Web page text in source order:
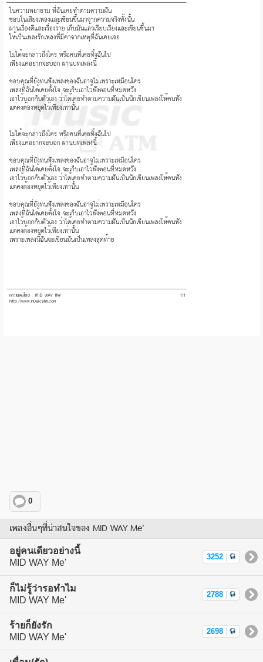
0
เพลงอื่นๆที่น่าสนใจของ MID WAY Me'
อยู่คนเดียวอย่างนี้
MID WAY Me'
3252
ก็ไม่รู้ว่ารอทำไม
MID WAY Me'
2788
ร้ายก็ยังรัก
MID WAY Me'
2698